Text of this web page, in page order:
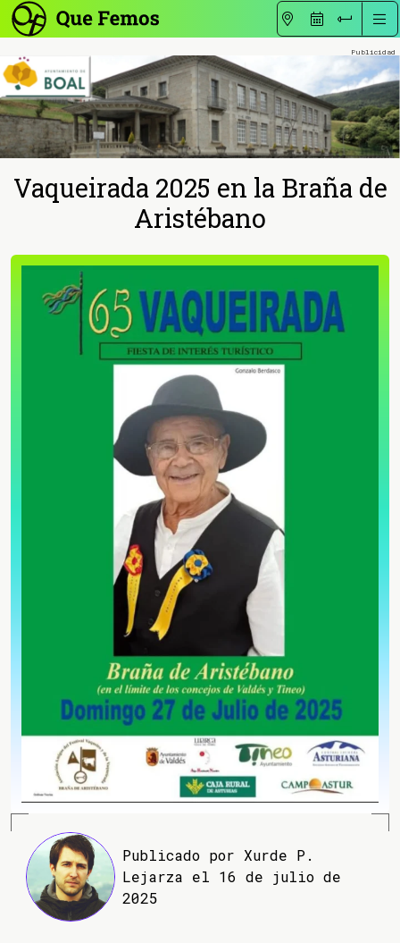
Vaqueirada 2025 en la Braña de
Aristébano
Publicado por Xurde P.
Lejarza el 16 de julio de
2025